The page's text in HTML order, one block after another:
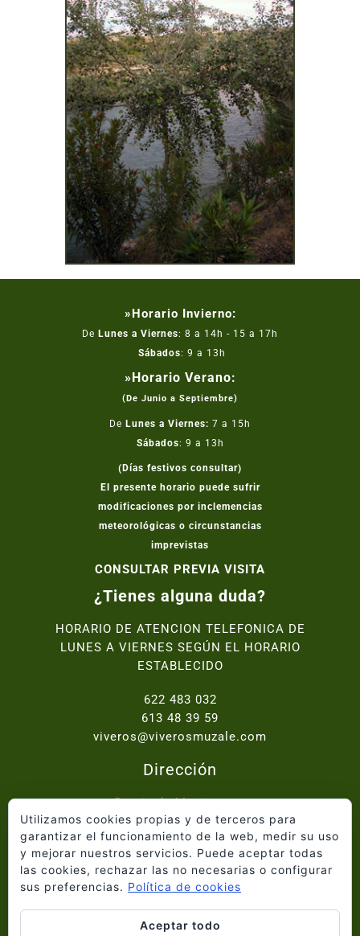
»Horario Invierno:
De Lunes a Viernes: 8 a 14h - 15 a 17h
Sábados: 9 a 13h
»Horario Verano:
(De Junio a Septiembre)
De Lunes a Viernes: 7 a 15h
Sábados: 9 a 13h
(Días festivos consultar)
El presente horario puede sufrir
modificaciones por inclemencias
meteorológicas o circunstancias
imprevistas
CONSULTAR PREVIA VISITA
¿Tienes alguna duda?
HORARIO DE ATENCION TELEFONICA DE
LUNES A VIERNES SEGÚN EL HORARIO
ESTABLECIDO
622 483 032
613 48 39 59
viveros@viverosmuzale.com
Dirección
Paraje de Macitavera,
Ctra. Abanilla - Fortuna km.2, 30640 Abanilla
Inicio
Quiénes somos
Catálogo
Proyectos
Blog
Utilizamos cookies propias y de terceros para
garantizar el funcionamiento de la web, medir su uso
y mejorar nuestros servicios. Puede aceptar todas
las cookies, rechazar las no necesarias o configurar
sus preferencias. Política de cookies
Aceptar todo